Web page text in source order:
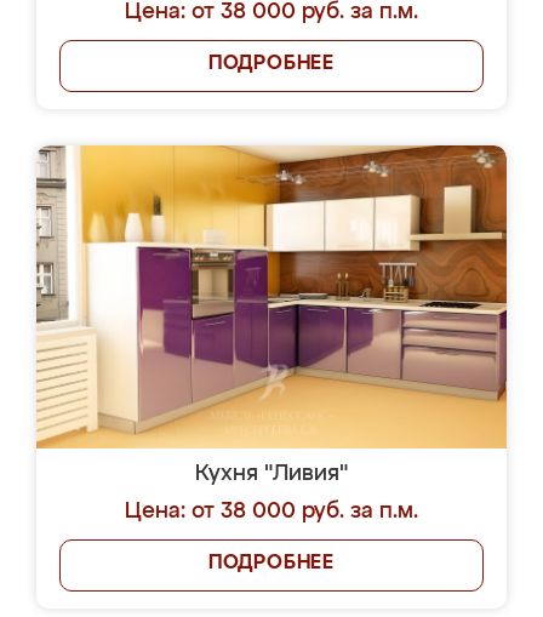
Цена: от 38 000 руб. за п.м.
ПОДРОБНЕЕ
Кухня "Ливия"
Цена: от 38 000 руб. за п.м.
ПОДРОБНЕЕ